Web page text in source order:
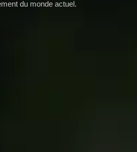
du monde actuel.